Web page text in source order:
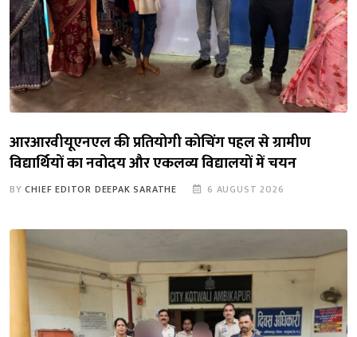
आरआरवीयूएनएल की प्रतियोगी कोचिंग पहल से ग्रामीण
विद्यार्थियों का नवोदय और एकलव्य विद्यालयों में चयन
BYCHIEF EDITOR DEEPAK SARATHE 6 AUGUST 2026